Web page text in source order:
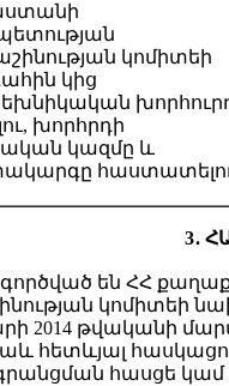
կոմիտեի
կից
խորհրդի
կազմը և
3․
են ՀՀ
կոմիտեի
2014 թվականի
հետևյալ
գրանցման հասցե